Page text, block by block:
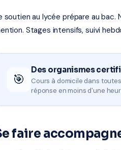
soutien au lycée prépare au
Stages intensifs, suivi
🎯
Des organismes
Cours à domicile dans
réponse en moins d'une
faire